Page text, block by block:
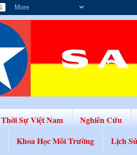
Thời Sự Việt Nam
Nghiên Cứu
Khoa Học Môi Trường
Lịch